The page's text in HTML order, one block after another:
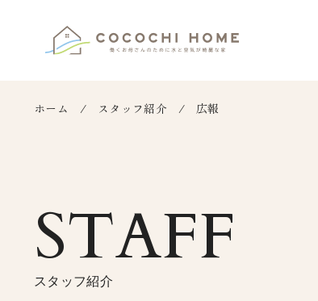
ホーム スタッフ紹介 広報
STAFF
スタッフ紹介